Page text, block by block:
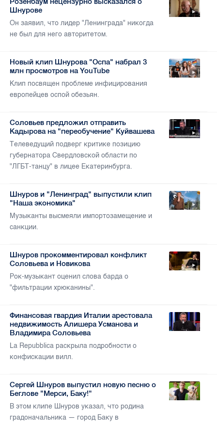
Шнурове
Он заявил, что лидер "Ленинграда" никогда
не был для него авторитетом.
Новый клип Шнурова "Оспа" набрал 3
млн просмотров на YouTube
Клип посвящен проблеме инфицирования
европейцев оспой обезьян.
Соловьев предложил отправить
Кадырова на "переобучение" Куйвашева
Телеведущий подверг критике позицию
губернатора Свердловской области по
"ЛГБТ-танцу" в лицее Екатеринбурга.
Шнуров и "Ленинград" выпустили клип
"Наша экономика"
Музыканты высмеяли импортозамещение и
санкции.
Шнуров прокомментировал конфликт
Соловьева и Новикова
Рок-музыкант оценил слова барда о
"фильтрации хрюканины".
Финансовая гвардия Италии арестовала
недвижимость Алишера Усманова и
Владимира Соловьева
La Repubblica раскрыла подробности о
конфискации вилл.
Сергей Шнуров выпустил новую песню о
Беглове "Мерси, Баку!"
В этом клипе Шнуров указал, что родина
градоначальника — город Баку в